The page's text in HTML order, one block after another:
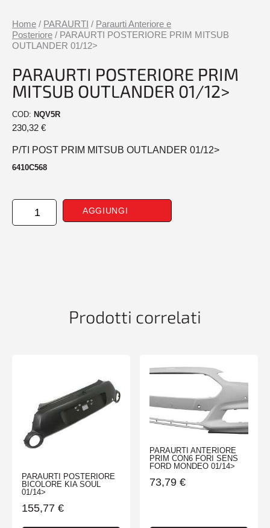
Home / PARAURTI / Paraurti Anteriore e
Posteriore / PARAURTI POSTERIORE PRIM MITSUB
OUTLANDER 01/12>
PARAURTI POSTERIORE PRIM
MITSUB OUTLANDER 01/12>
COD: NQV5R
230,32 €
P/TI POST PRIM MITSUB OUTLANDER 01/12>
6410C568
PARAURTI
POSTERIORE
AGGIUNGI
Prodotti correlati
PARAURTI POSTERIORE
BICOLORE KIA SOUL
01/14>
155,77 €
PARAURTI ANTERIORE
PRIM CON6 FORI SENS
FORD MONDEO 01/14>
73,79 €